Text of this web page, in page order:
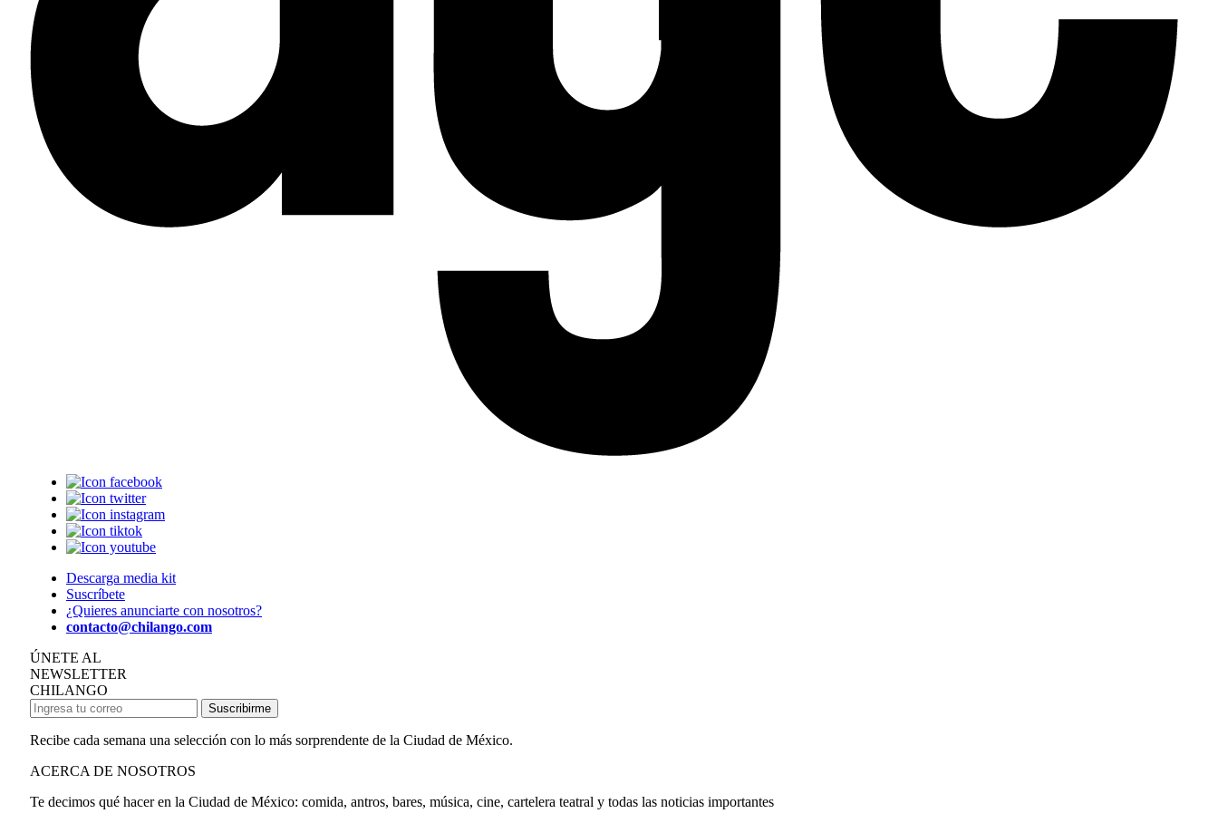
Descarga media kit
Suscríbete
¿Quieres anunciarte con nosotros?
contacto@chilango.com
ÚNETE AL
NEWSLETTER
CHILANGO
Suscribirme
Recibe cada semana una selección con lo más sorprendente de la Ciudad de México.
ACERCA DE NOSOTROS
Te decimos qué hacer en la Ciudad de México: comida, antros, bares, música, cine, cartelera teatral y todas las noticias importantes